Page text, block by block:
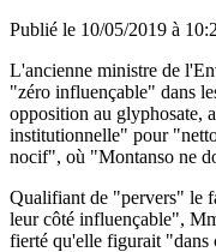
Publié le 10/05/2019 à
L'ancienne ministre de
"zéro influençable" dans
opposition au glyphosate,
institutionnelle" pour
nocif", où "Montanso ne
Qualifiant de "pervers" le
leur côté influençable",
fierté qu'elle figurait "dans